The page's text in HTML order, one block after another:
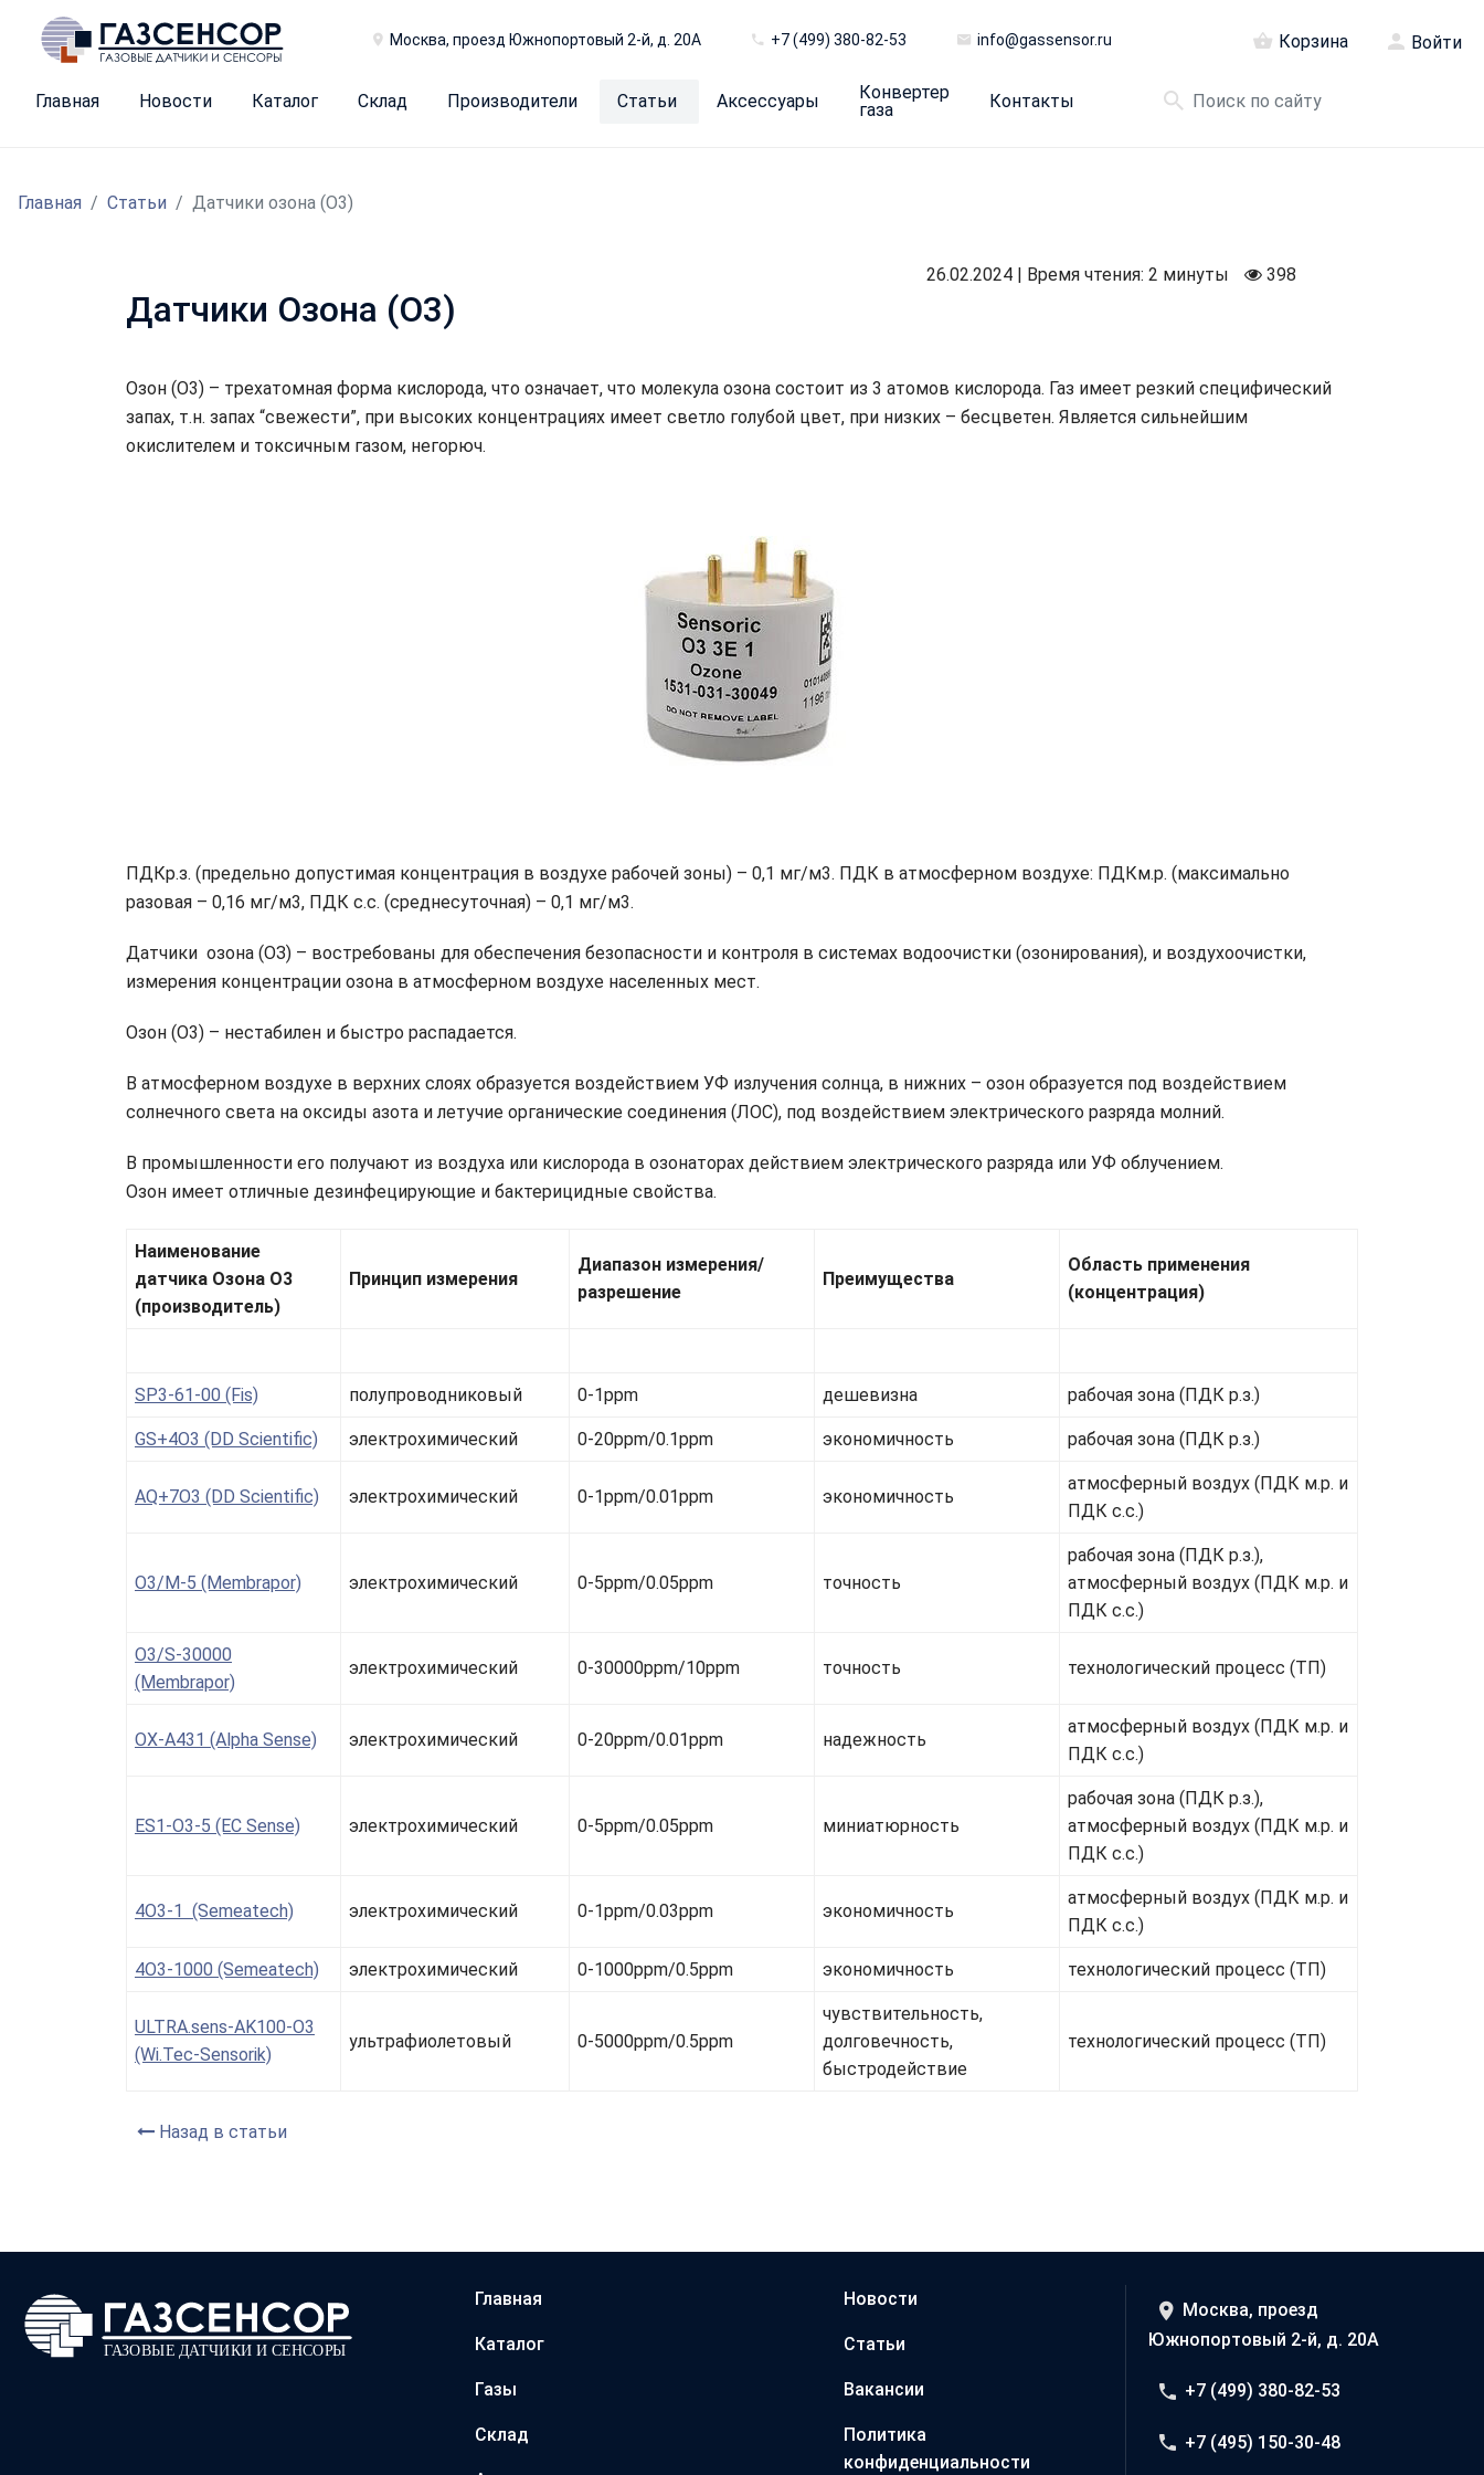
Москва, проезд Южнопортовый 2-й, д. 20А +7 (499) 380-82-53 info@gassensor.ru Корзина Войти
Главная Новости Каталог Склад Производители Статьи Аксессуары
Конвертер
газа
Контакты
Главная Статьи Датчики озона (O3)
26.02.2024 | Время чтения: 2 минуты 398
Датчики Озона (O3)
Озон (О3) – трехатомная форма кислорода, что означает, что молекула озона состоит из 3 атомов кислорода. Газ имеет резкий специфический
запах, т.н. запах “свежести”, при высоких концентрациях имеет светло голубой цвет, при низких – бесцветен. Является сильнейшим
окислителем и токсичным газом, негорюч.
ПДКр.з. (предельно допустимая концентрация в воздухе рабочей зоны) – 0,1 мг/м3. ПДК в атмосферном воздухе: ПДКм.р. (максимально
разовая – 0,16 мг/м3, ПДК с.с. (среднесуточная) – 0,1 мг/м3.
Датчики озона (ОЗ) – востребованы для обеспечения безопасности и контроля в системах водоочистки (озонирования), и воздухоочистки,
измерения концентрации озона в атмосферном воздухе населенных мест.
Озон (O3) – нестабилен и быстро распадается.
В атмосферном воздухе в верхних слоях образуется воздействием УФ излучения солнца, в нижних – озон образуется под воздействием
солнечного света на оксиды азота и летучие органические соединения (ЛОС), под воздействием электрического разряда молний.
В промышленности его получают из воздуха или кислорода в озонаторах действием электрического разряда или УФ облучением.
Озон имеет отличные дезинфецирующие и бактерицидные свойства.
Наименование
датчика Озона О3
(производитель)
Принцип измерения
Диапазон измерения/
разрешение
Преимущества
Область применения
(концентрация)
SP3-61-00 (Fis) полупроводниковый 0-1ppm дешевизна рабочая зона (ПДК р.з.)
GS+4O3 (DD Scientific) электрохимический 0-20ppm/0.1ppm экономичность рабочая зона (ПДК р.з.)
AQ+7O3 (DD Scientific) электрохимический 0-1ppm/0.01ppm экономичность
атмосферный воздух (ПДК м.р. и
ПДК с.с.)
O3/M-5 (Membrapor) электрохимический 0-5ppm/0.05ppm точность
рабочая зона (ПДК р.з.),
атмосферный воздух (ПДК м.р. и
ПДК с.с.)
O3/S-30000
(Membrapor)
электрохимический 0-30000ppm/10ppm точность технологический процесс (ТП)
OX-A431 (Alpha Sense) электрохимический 0-20ppm/0.01ppm надежность
атмосферный воздух (ПДК м.р. и
ПДК с.с.)
ES1-O3-5 (EC Sense) электрохимический 0-5ppm/0.05ppm миниатюрность
рабочая зона (ПДК р.з.),
атмосферный воздух (ПДК м.р. и
ПДК с.с.)
4O3-1 (Semeatech) электрохимический 0-1ppm/0.03ppm экономичность
атмосферный воздух (ПДК м.р. и
ПДК с.с.)
4O3-1000 (Semeatech) электрохимический 0-1000ppm/0.5ppm экономичность технологический процесс (ТП)
ULTRA.sens-AK100-O3
(Wi.Tec-Sensorik)
ультрафиолетовый 0-5000ppm/0.5ppm
чувствительность,
долговечность,
быстродействие
технологический процесс (ТП)
Назад в статьи
Главная
Каталог
Газы
Склад
Новости
Статьи
Вакансии
Политика
конфиденциальности
Москва, проезд
Южнопортовый 2-й, д. 20А
+7 (499) 380-82-53
+7 (495) 150-30-48